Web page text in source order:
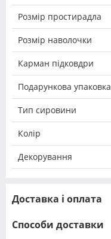
Розмір простирадла
Розмір наволочки
Карман підковдри
Подарункова упаковка
Тип сировини
Колір
Декорування
Доставка і оплата
Способи доставки